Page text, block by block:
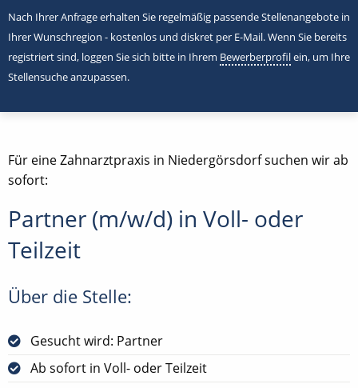
Nach Ihrer Anfrage erhalten Sie regelmäßig passende Stellenangebote in
Ihrer Wunschregion - kostenlos und diskret per E-Mail. Wenn Sie bereits
registriert sind, loggen Sie sich bitte in Ihrem Bewerberprofilein, um Ihre
Stellensuche anzupassen.
Für eine Zahnarztpraxis in Niedergörsdorf suchen wir ab
sofort:
Partner (m/w/d) in Voll- oder
Teilzeit
Über die Stelle:
Gesucht wird: Partner
Ab sofort in Voll- oder Teilzeit